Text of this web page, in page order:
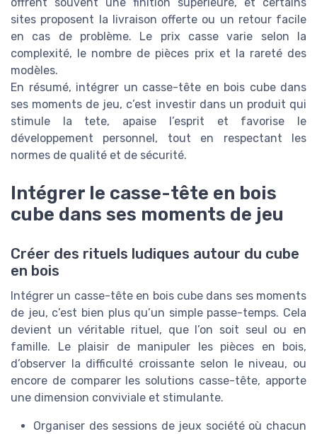
sites proposent la livraison offerte ou un retour facile
en cas de problème. Le prix casse varie selon la
complexité, le nombre de pièces prix et la rareté des
modèles.
En résumé, intégrer un casse-tête en bois cube dans
ses moments de jeu, c’est investir dans un produit qui
stimule la tete, apaise l’esprit et favorise le
développement personnel, tout en respectant les
normes de qualité et de sécurité.
Intégrer le casse-tête en bois
cube dans ses moments de jeu
Créer des rituels ludiques autour du cube
en bois
Intégrer un casse-tête en bois cube dans ses moments
de jeu, c’est bien plus qu’un simple passe-temps. Cela
devient un véritable rituel, que l’on soit seul ou en
famille. Le plaisir de manipuler les pièces en bois,
d’observer la difficulté croissante selon le niveau, ou
encore de comparer les solutions casse-tête, apporte
une dimension conviviale et stimulante.
Organiser des sessions de jeux société où chacun